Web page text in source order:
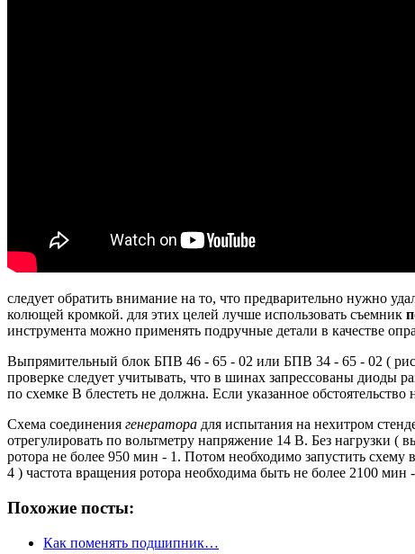
следует обратить внимание на то, что предварительно нужно
колющей кромкой. для этих целей лучше использовать съемник
инструмента можно применять подручные детали в качестве
Выпрямительный блок БПВ 46 - 65 - 02 или БПВ 34 - 65 - 02 (
проверке следует учитывать, что в шинах запрессованы диоды
по схемке В блестеть не должна. Если указанное
Схема соединения генератора для испытания на нехитром
отрегулировать по вольтметру напряжение 14 В. Без нагрузки (
ротора не более 950 мин - 1. Потом необходимо запустить схему
4 ) частота вращения ротора необходима быть не более 2100 мин
Похожие посты:
Как поменять подшипник…